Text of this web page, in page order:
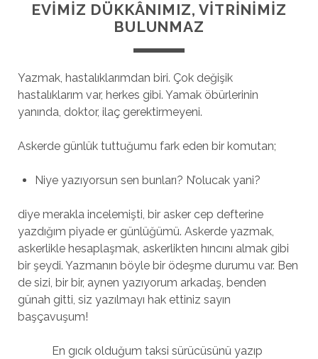
EVİMİZ DÜKKÂNIMIZ, VİTRİNİMİZ
BULUNMAZ
Yazmak, hastalıklarımdan biri. Çok değişik
hastalıklarım var, herkes gibi. Yamak öbürlerinin
yanında, doktor, ilaç gerektirmeyeni.
Askerde günlük tuttuğumu fark eden bir komutan;
Niye yazıyorsun sen bunları? N’olucak yani?
diye merakla incelemişti, bir asker cep defterine
yazdığım piyade er günlüğümü. Askerde yazmak,
askerlikle hesaplaşmak, askerlikten hıncını almak gibi
bir şeydi. Yazmanın böyle bir ödeşme durumu var. Ben
de sizi, bir bir, aynen yazıyorum arkadaş, benden
günah gitti, siz yazılmayı hak ettiniz sayın
başçavuşum!
En gıcık olduğum taksi sürücüsünü yazıp